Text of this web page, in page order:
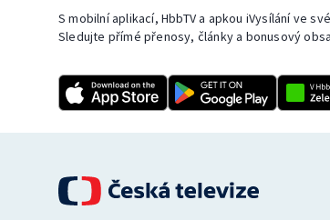
S mobilní aplikací, HbbTV a apkou iVysílání ve
Sledujte přímé přenosy, články a bonusový